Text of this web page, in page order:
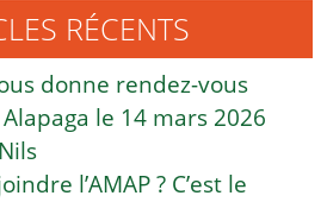
RÉCENTS
donne rendez-vous
le 14 mars 2026
l’AMAP ? C’est le